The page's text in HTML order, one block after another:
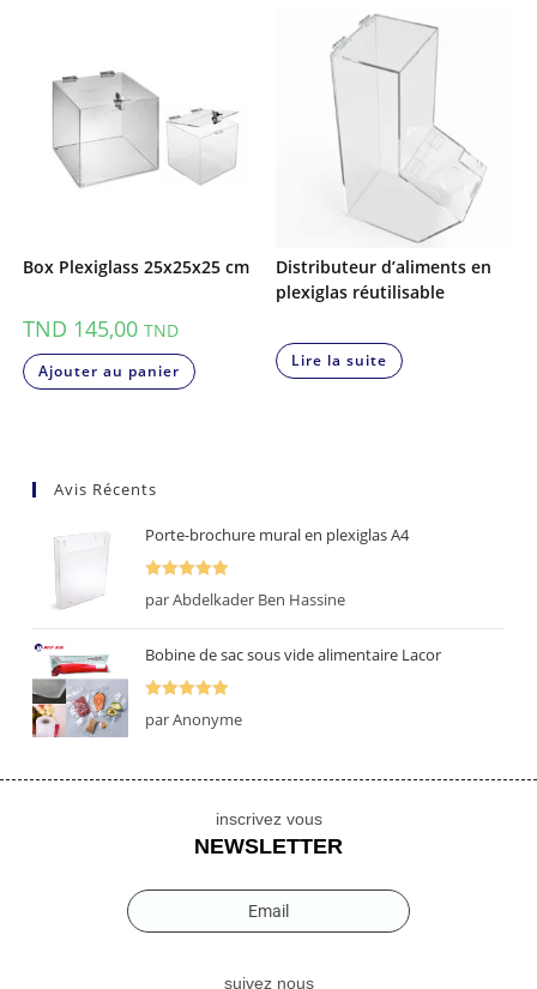
Box Plexiglass 25x25x25 cm
TND 145,00 TND
Ajouter au panier
Distributeur d’aliments en
plexiglas réutilisable
Lire la suite
Avis Récents
Porte-brochure mural en plexiglas A4
Note 5
sur
par Abdelkader Ben Hassine
Bobine de sac sous vide alimentaire Lacor
Note
par Anonyme
inscrivez vous
NEWSLETTER
Email
suivez nous